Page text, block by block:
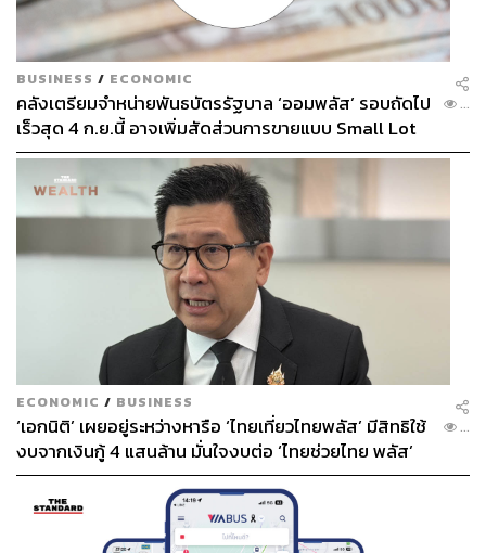
BUSINESS / ECONOMIC
คลังเตรียมจำหน่ายพันธบัตรรัฐบาล ‘ออมพลัส’ รอบถัดไป
เร็วสุด 4 ก.ย.นี้ อาจเพิ่มสัดส่วนการขายแบบ Small Lot
First มากขึ้น
...
ECONOMIC / BUSINESS
‘เอกนิติ’ เผยอยู่ระหว่างหารือ ‘ไทยเที่ยวไทยพลัส’ มีสิทธิใช้
งบจากเงินกู้ 4 แสนล้าน มั่นใจงบต่อ ‘ไทยช่วยไทย พลัส’
เฟส 2 มีเพียงพอ
...